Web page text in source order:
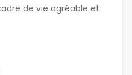
de vie agréable et